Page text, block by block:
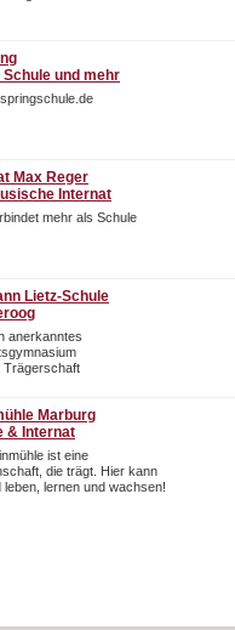
und mehr
Max Reger
Internat
mehr als Schule
Lietz-Schule
anerkanntes
Trägerschaft
Marburg
& Internat
ist eine
die trägt. Hier kann
leben, lernen und wachsen!